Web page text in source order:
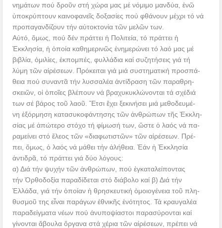
νημάτων πού δροῦν στή χώρα μας μέ νόμιμο μανδύα, ἐνῶ
ὑποκρύπτουν καινοφανεῖς δοξασίες πού φθάνουν μέχρι τό νά
προπαγανδίζουν τήν αὐτοκτονία τῶν μελῶν των.
Αὐτό, ὅμως, πού δέν πράττει ἡ Πολιτεία, τό πράττει ἡ
Ἐκκλησία, ἡ ὁποία καθημερινῶς ἐνημερώνει τό λαό μας μέ
βιβλία, ὁμιλίες, ἐκπομπές, φυλλάδια καί συζητήσεις γιά τή
λύμη τῶν αἱρέσεων. Πρόκειται γιά μιά συστηματική προσπά-
θεια πού συναντᾶ τήν λυσσαλέα ἀντίδραση τῶν παραθρη-
σκειῶν, οἱ ὁποῖες βλέπουν νά βραχυκυκλώνονται τά σχέδιά
των σέ βάρος τοῦ λαοῦ. Ἔτσι ἔχει ξεκινήσει μιά μεθοδευμέ-
νη ἐξόρμηση κατασυκοφάντησης τῶν ἀνθρώπων τῆς Ἐκκλη-
σίας μέ ἀπώτερο στόχο τή φίμωσή των, ὥστε ὁ λαός νά πα-
ραμείνει στό ἔλεος τῶν «διαφωτιστῶν» τῶν αἱρέσεων. Πρέ-
πει, ὅμως, ὁ λαός νά μάθει τήν ἀλήθεια. Ἐάν ἡ Ἐκκλησία
ἀντιδρᾶ, τό πράττει γιά δύο λόγους:
α) Διά τήν ψυχήν τῶν ἀνθρώπων, πού ἐγκαταλείποντας
τήν Ὀρθοδοξία παραδίδεται στό διάβολο καί β) Διά τήν
Ἑλλάδα, γιά τήν ὁποίαν ἡ θρησκευτική ὁμοιογένεια τοῦ πλη-
θυσμοῦ της εἶναι παράγων ἐθνικῆς ἑνότητος. Τά κραυγαλέα
παραδείγματα νέων πού ἀνυποψίαστοι παρασύρονται καί
γίνονται ἄβουλα ὄργανα στά χέρια τῶν αἱρέσεων, πρέπει νά